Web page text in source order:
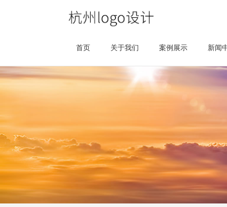
首页 关于我们 案例展示 新闻